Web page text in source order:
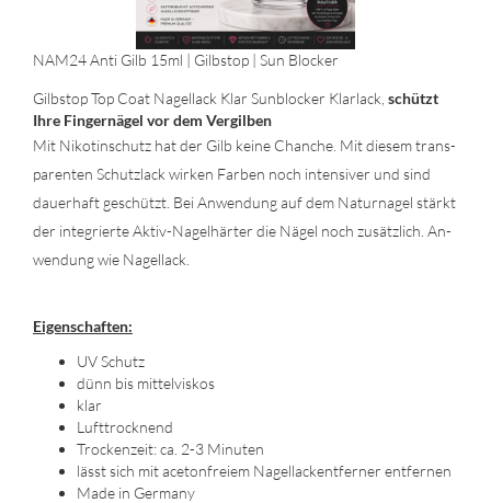
NAM24 Anti Gilb 15ml | Gilb­stop | Sun Blo­cker
Gilb­stop Top Coat Na­gel­lack Klar Sun­blo­cker Klar­lack, schützt
Ihre Fin­ger­nä­gel vor dem Ver­gil­ben
Mit Ni­ko­tin­schutz hat der Gilb keine Chan­che. Mit die­sem trans­
pa­ren­ten Schutz­lack wir­ken Far­ben noch in­ten­si­ver und sind
dau­er­haft ge­schützt. Bei An­wen­dung auf dem Na­tur­na­gel stärkt
der in­te­grier­te Aktiv-​Nagelhärter die Nägel noch zu­sätz­lich. An­
wen­dung wie Na­gel­lack.
Ei­gen­schaf­ten:
UV Schutz
dünn bis mit­tel­vis­kos
klar
Luft­trock­nend
Tro­cken­zeit: ca. 2-3 Mi­nu­ten
lässt sich mit ace­ton­frei­em Na­gel­lack­ent­fer­ner ent­fer­nen
Made in Ger­ma­ny